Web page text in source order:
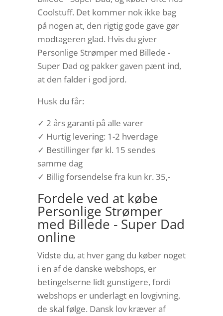
Coolstuff. Det kommer nok ikke bag
på nogen at, den rigtig gode gave gør
modtageren glad. Hvis du giver
Personlige Strømper med Billede -
Super Dad og pakker gaven pænt ind,
at den falder i god jord.
Husk du får:
✓ 2 års garanti på alle varer
✓ Hurtig levering: 1-2 hverdage
✓ Bestillinger før kl. 15 sendes
samme dag
✓ Billig forsendelse fra kun kr. 35,-
Fordele ved at købe
Personlige Strømper
med Billede - Super Dad
online
Vidste du, at hver gang du køber noget
i en af de danske webshops, er
betingelserne lidt gunstigere, fordi
webshops er underlagt en lovgivning,
de skal følge. Dansk lov kræver af